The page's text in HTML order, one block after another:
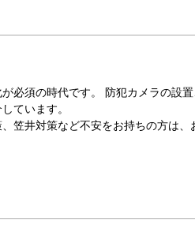
必須の時代です。 防犯カメラの設
ています。
笠井対策など不安をお持ちの方は、